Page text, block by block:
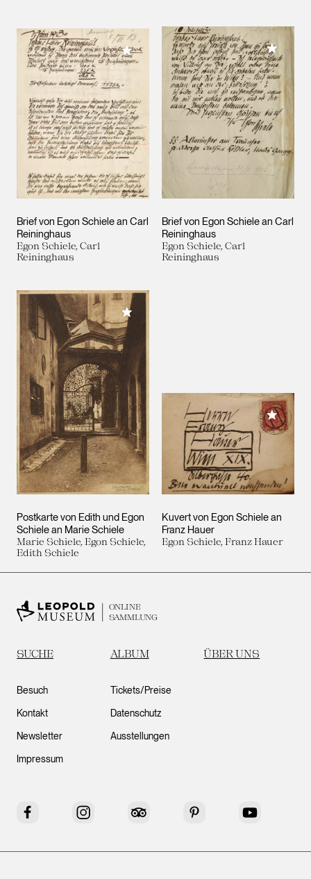
Brief von Egon Schiele an Carl
Reininghaus
Egon Schiele, Carl
Reininghaus
Meiner Sammlung hinzufügen
Brief von Egon Schiele an Carl
Reininghaus
Egon Schiele, Carl
Reininghaus
Meiner
Postkarte von Edith und Egon
Schiele an Marie Schiele
Marie Schiele, Egon Schiele,
Edith Schiele
Meiner Sammlung hinzufügen
Kuvert von Egon Schiele an
Franz Hauer
Egon Schiele, Franz Hauer
Meiner
ONLINE
SAMMLUNG
SUCHE ALBUM ÜBER UNS
Besuch
Kontakt
Newsletter
Impressum
Tickets/Preise
Datenschutz
Ausstellungen
Facebook Instagram Tripadvisor Pinterest YouTube